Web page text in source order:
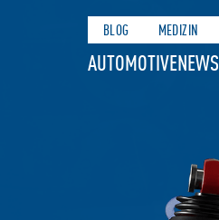
BLOG MEDIZIN
AUTOMOTIVENEWS